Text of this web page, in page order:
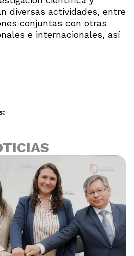
diversas actividades, entre
conjuntas con otras
e internacionales, así